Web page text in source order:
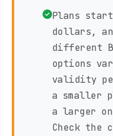
Plans start
dollars,
different
options
validity
a smaller
a larger
Check